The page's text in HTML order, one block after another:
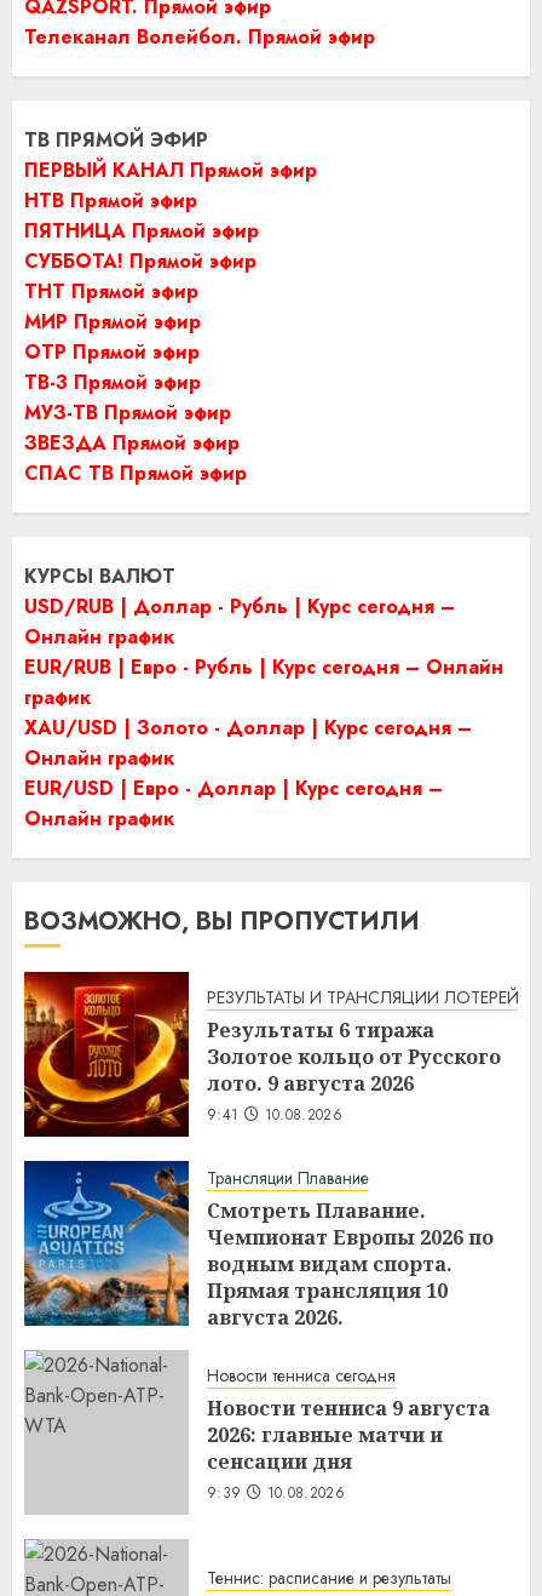
QAZSPORT. Прямой эфир
Телеканал Волейбол. Прямой эфир
ТВ ПРЯМОЙ ЭФИР
ПЕРВЫЙ КАНАЛ Прямой эфир
НТВ Прямой эфир
ПЯТНИЦА Прямой эфир
СУББОТА! Прямой эфир
ТНТ Прямой эфир
МИР Прямой эфир
ОТР Прямой эфир
ТВ-3 Прямой эфир
МУЗ-ТВ Прямой эфир
ЗВЕЗДА Прямой эфир
СПАС ТВ Прямой эфир
КУРСЫ ВАЛЮТ
USD/RUB | Доллар - Рубль | Курс сегодня –
Онлайн график
EUR/RUB | Евро - Рубль | Курс сегодня – Онлайн
график
XAU/USD | Золото - Доллар | Курс сегодня –
Онлайн график
EUR/USD | Евро - Доллар | Курс сегодня –
Онлайн график
ВОЗМОЖНО, ВЫ ПРОПУСТИЛИ
РЕЗУЛЬТАТЫ И ТРАНСЛЯЦИИ ЛОТЕРЕЙ
Результаты 6 тиража
Золотое кольцо от Русского
лото. 9 августа 2026
9:41 10.08.2026
Трансляции Плавание
Смотреть Плавание.
Чемпионат Европы 2026 по
водным видам спорта.
Прямая трансляция 10
августа 2026.
Новости тенниса сегодня
Новости тенниса 9 августа
2026: главные матчи и
сенсации дня
9:39 10.08.2026
Теннис: расписание и результаты